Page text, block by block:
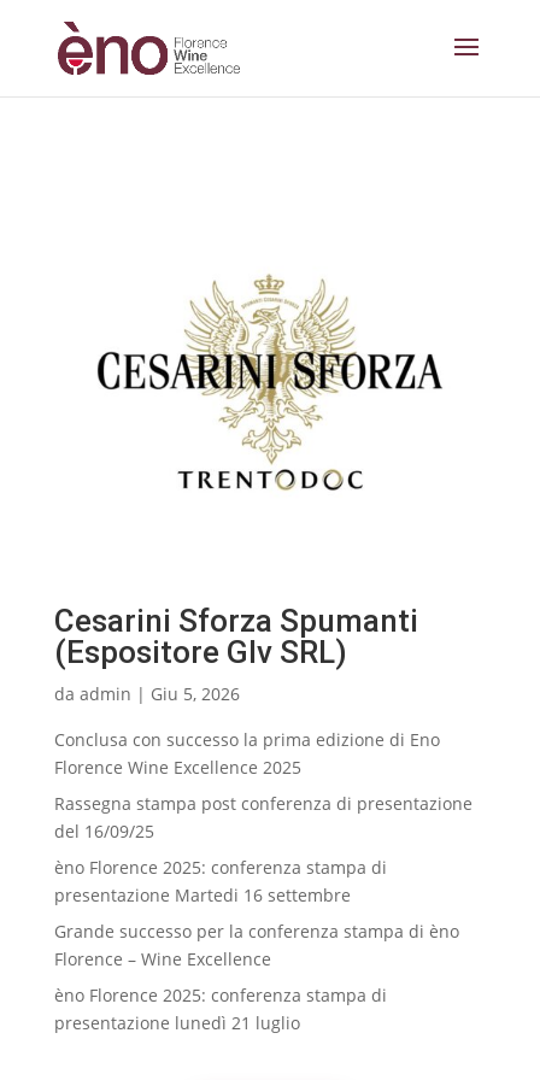
Cesarini Sforza Spumanti
(Espositore Glv SRL)
da admin | Giu 5, 2026
Conclusa con successo la prima edizione di Eno
Florence Wine Excellence 2025
Rassegna stampa post conferenza di presentazione
del 16/09/25
èno Florence 2025: conferenza stampa di
presentazione Martedi 16 settembre
Grande successo per la conferenza stampa di èno
Florence – Wine Excellence
èno Florence 2025: conferenza stampa di
presentazione lunedì 21 luglio